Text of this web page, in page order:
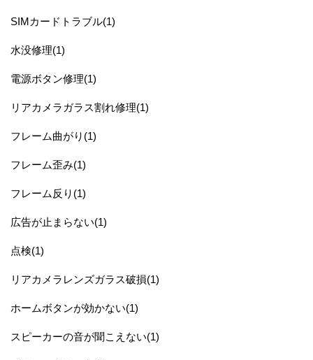
SIMカードトラブル(1)
水没修理(1)
電源ボタン修理(1)
リアカメラガラス割れ修理(1)
フレーム曲がり(1)
フレーム歪み(1)
フレーム反り(1)
広告が止まらない(1)
点検(1)
リアカメラレンズガラス破損(1)
ホームボタンが効かない(1)
スピーカーの音が聞こえない(1)